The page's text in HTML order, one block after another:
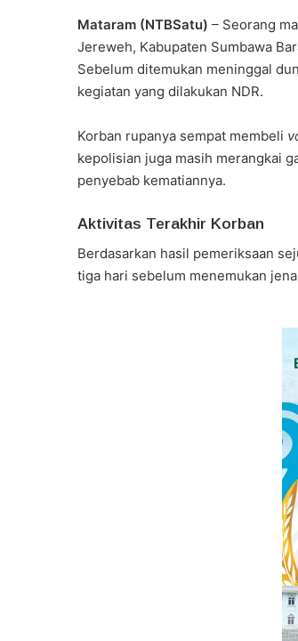
Mataram (NTBSatu) – Seorang
Jereweh, Kabupaten Sumbawa
Sebelum ditemukan meninggal
kegiatan yang dilakukan NDR.
Korban rupanya sempat membeli
kepolisian juga masih merangkai
penyebab kematiannya.
Aktivitas Terakhir Korban
Berdasarkan hasil pemeriksaan
tiga hari sebelum menemukan